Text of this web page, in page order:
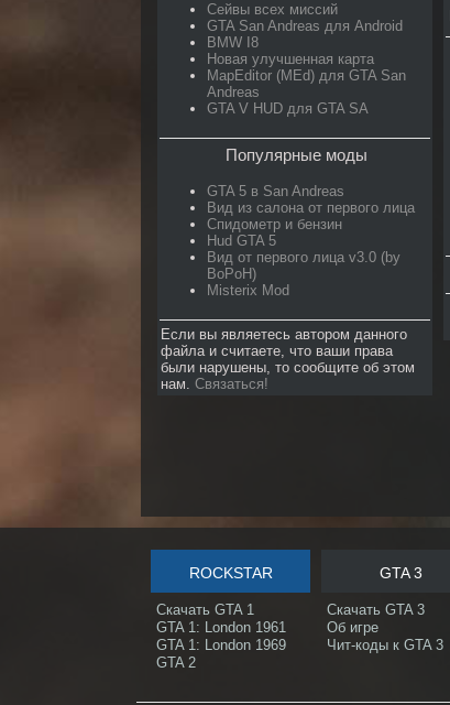
Сейвы всех миссий
GTA San Andreas для Android
BMW I8
Новая улучшенная карта
MapEditor (MEd) для GTA San
Andreas
GTA V HUD для GTA SA
Популярные моды
GTA 5 в San Andreas
Вид из салона от первого лица
Спидометр и бензин
Hud GTA 5
Вид от первого лица v3.0 (by
BoPoH)
Misterix Mod
Если вы являетесь автором данного
файла и считаете, что ваши права
были нарушены, то сообщите об этом
нам. Связаться!
ROCKSTAR
Скачать GTA 1
GTA 1: London 1961
GTA 1: London 1969
GTA 2
GTA 3
Скачать GTA 3
Об игре
Чит-коды к GTA 3